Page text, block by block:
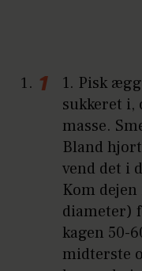
1. Pisk
sukkeret
masse.
Bland
vend det i
Kom
diameter)
kagen 50-
midterste